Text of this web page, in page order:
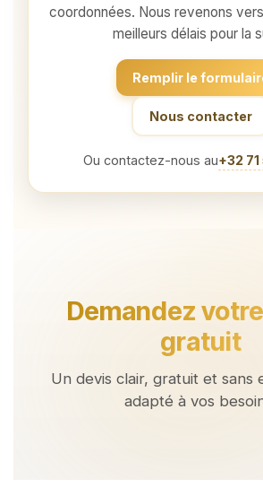
coordonnées. Nous revenons
meilleurs délais pour la
Remplir le
Nous contacter
Ou contactez-nous au+32
Demandez
gratuit
Un devis clair, gratuit et sans
adapté à vos